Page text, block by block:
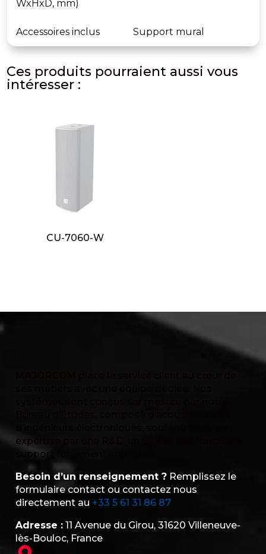
WxHxD, mm)
Accessoires inclus Support mural
Ces produits pourraient aussi vous
intéresser :
CU-7060-W
expertise par une R&D, un SAV et des fonctions
support fortement impliqués.
Besoin d’un renseignement ? Remplissez le
formulaire contact ou contactez nous
directement au +33 5 61 31 86 87
Adresse : 11 Avenue du Girou, 31620 Villeneuve-
lès-Bouloc, France